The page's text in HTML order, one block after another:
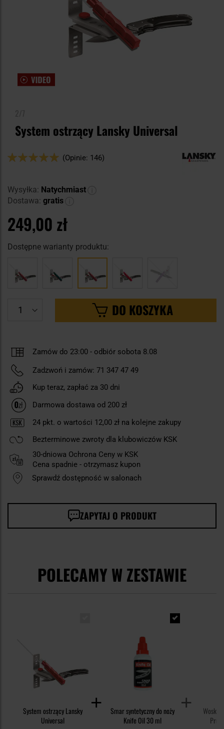
System ostrzący Lansky Universal
Ocena:
(Opinie: 146)
Wysyłka: Natychmiast
Dostawa: gratis
249,00 zł
Dostępne warianty produktu:
DO KOSZYKA
Zamów do 23:00 - odbiór sobota 8.08
Zadzwoń i zamów: 71 347 47 49
Kup teraz, zapłać za 30 dni
Darmowa dostawa od 200 zł
24 pkt. o wartości 12,00 zł na kolejne zakupy
Bezterminowe zwroty dla klubowiczów KSK
30-dniowa Ochrona Ceny w KSK
Cena spadnie - otrzymasz kupon
Sprawdź dostępność w salonach
ZAPYTAJ O PRODUKT
POLECAMY W ZESTAWIE
System ostrzący Lansky
Universal
Smar syntetyczny do noży
Knife Oil 30 ml
Wosk